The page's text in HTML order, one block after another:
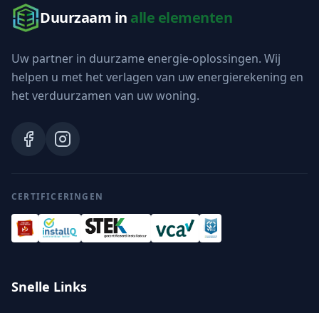
Duurzaam in alle elementen
Uw partner in duurzame energie-oplossingen. Wij
helpen u met het verlagen van uw energierekening en
het verduurzamen van uw woning.
CERTIFICERINGEN
Snelle Links